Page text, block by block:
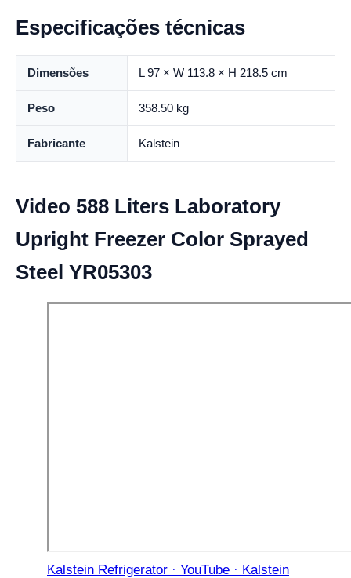
Especificações técnicas
Dimensões L 97 × W 113.8 × H 218.5 cm
Peso 358.50 kg
Fabricante Kalstein
Video 588 Liters Laboratory
Upright Freezer Color Sprayed
Steel YR05303
Kalstein Refrigerator · YouTube · Kalstein